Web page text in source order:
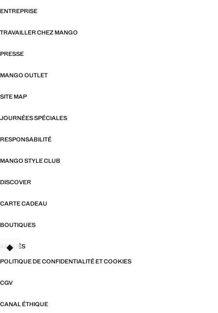
ENTREPRISE
TRAVAILLER CHEZ MANGO
PRESSE
MANGO OUTLET
SITE MAP
JOURNÉES SPÉCIALES
RESPONSABILITÉ
MANGO STYLE CLUB
DISCOVER
CARTE CADEAU
BOUTIQUES
AFFILIÉS
POLITIQUE DE CONFIDENTIALITÉ ET COOKIES
CGV
CANAL ÉTHIQUE